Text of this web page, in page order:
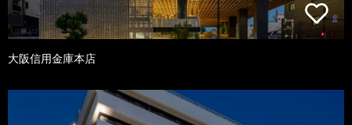
大阪信用金庫本店